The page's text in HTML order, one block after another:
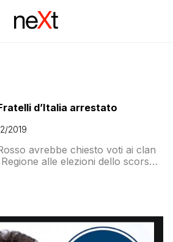
d’Italia arrestato
2019
avrebbe chiesto voti ai clan
alle elezioni dello scorso